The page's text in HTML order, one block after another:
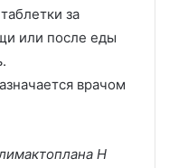
за
или после еды
врачом
Н